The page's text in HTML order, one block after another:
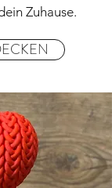
Zuhause.